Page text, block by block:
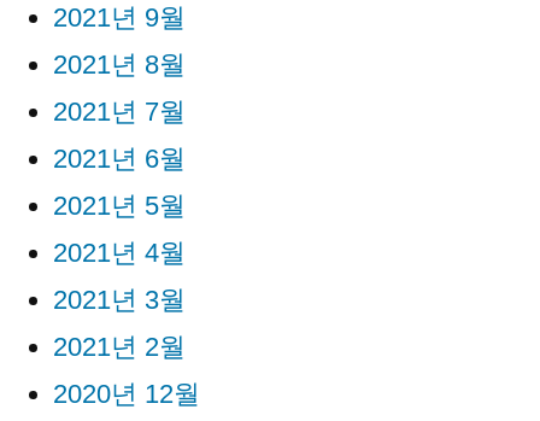
2021년 9월
2021년 8월
2021년 7월
2021년 6월
2021년 5월
2021년 4월
2021년 3월
2021년 2월
2020년 12월